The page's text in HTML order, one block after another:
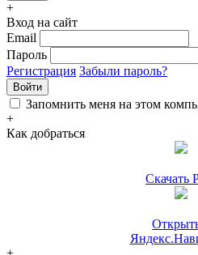
+
Вход на сайт
Email
Пароль
Регистрация Забыли пароль?
Войти
Запомнить меня на этом
+
Как добраться
Скачать